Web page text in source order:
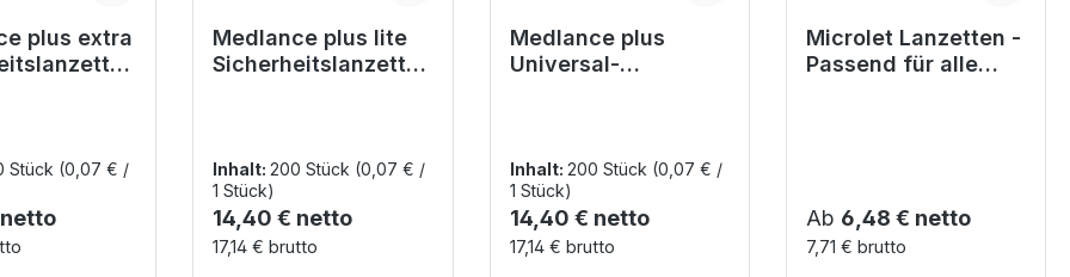
plus extra
Stück (0,07 € /
Preis:
Medlance plus lite
Sicherheitslanzetten
Inhalt:200 Stück (0,07 € /
1 Stück)
Regulärer Preis:
14,40 € netto
17,14 € brutto
Medlance plus
Universal-
Inhalt: 200 Stück (0,07 € /
1 Stück)
Regulärer Preis:
14,40 € netto
17,14 € brutto
Microlet Lanzetten -
Passend für alle
Regulärer Preis:
Ab 6,48 € netto
7,71 € brutto